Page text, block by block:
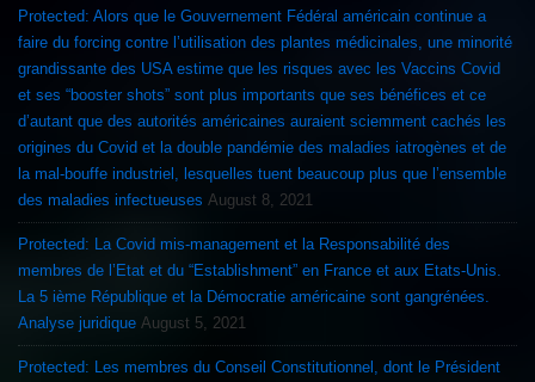
Protected: Alors que le Gouvernement Fédéral américain continue a
faire du forcing contre l’utilisation des plantes médicinales, une minorité
grandissante des USA estime que les risques avec les Vaccins Covid
et ses “booster shots” sont plus importants que ses bénéfices et ce
d’autant que des autorités américaines auraient sciemment cachés les
origines du Covid et la double pandémie des maladies iatrogènes et de
la mal-bouffe industriel, lesquelles tuent beaucoup plus que l’ensemble
des maladies infectueuses August 8, 2021
Protected: La Covid mis-management et la Responsabilité des
membres de l’Etat et du “Establishment” en France et aux Etats-Unis.
La 5 ième République et la Démocratie américaine sont gangrénées.
Analyse juridique August 5, 2021
Protected: Les membres du Conseil Constitutionnel, dont le Président